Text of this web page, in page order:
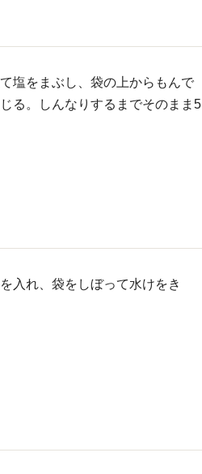
塩をまぶし、袋の上からもんで
る。しんなりするまでそのまま5
入れ、袋をしぼって水けをき